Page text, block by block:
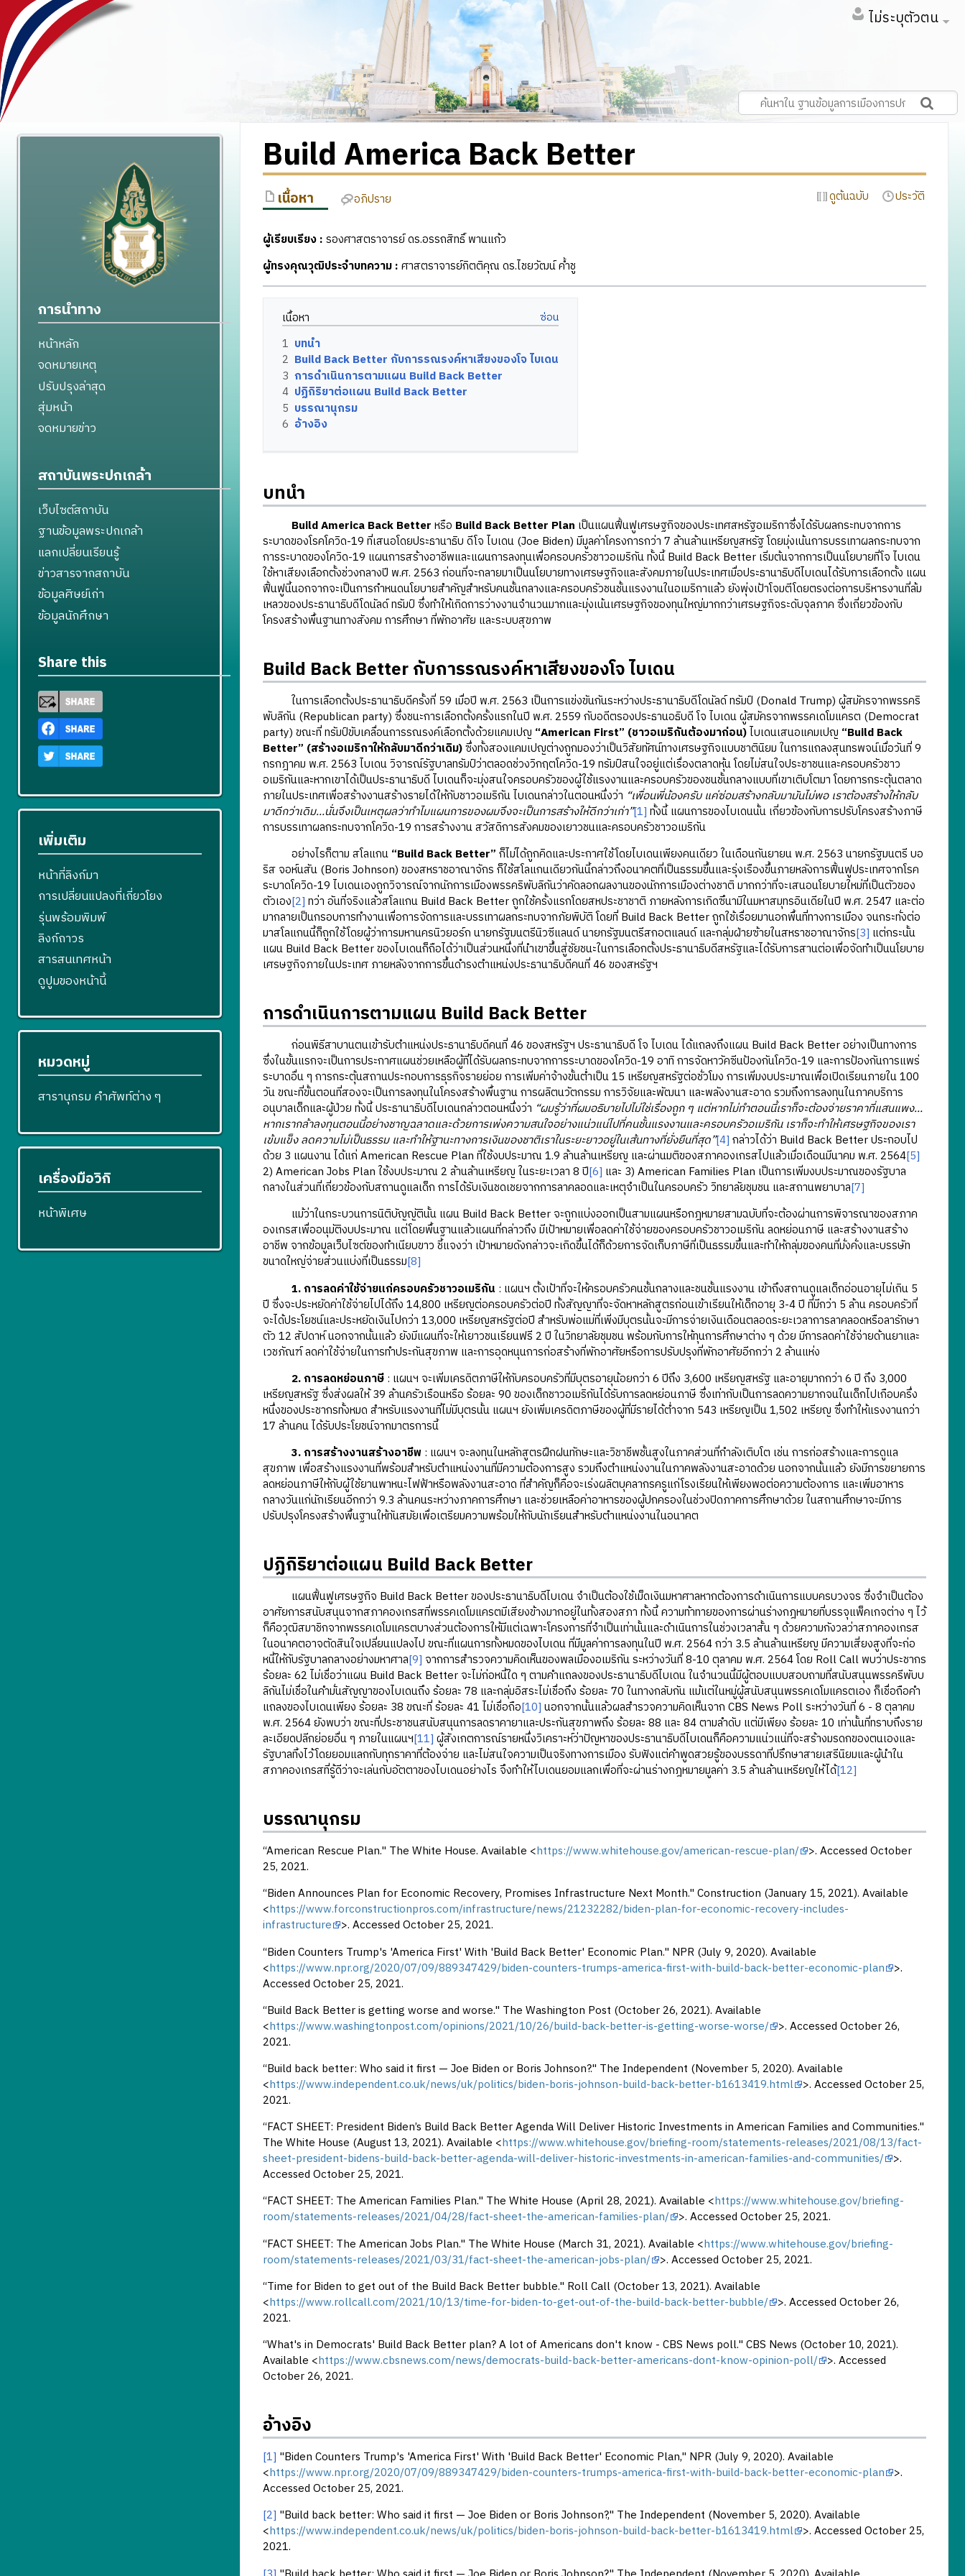
ไม่ระบุตัวตน
Build America Back Better
เนื้อหา อภิปราย ดูต้นฉบับ ประวัติ
ผู้เรียบเรียง : รองศาสตราจารย์ ดร.อรรถสิทธิ์ พานแก้ว
ผู้ทรงคุณวุฒิประจำบทความ : ศาสตราจารย์กิตติคุณ ดร.ไชยวัฒน์ ค้ำชู
เนื้อหา
1 บทนำ
2 Build Back Better กับการรณรงค์หาเสียงของโจ ไบเดน
3 การดำเนินการตามแผน Build Back Better
4 ปฏิกิริยาต่อแผน Build Back Better
5 บรรณานุกรม
6 อ้างอิง
บทนำ
Build America Back Better หรือ Build Back Better Plan เป็นแผนฟื้นฟูเศรษฐกิจของประเทศสหรัฐอเมริกาซึ่งได้รับผลกระทบจากการ
ระบาดของโรคโควิด-19 ที่เสนอโดยประธานาธิบ ดีโจ ไบเดน (Joe Biden) มีมูลค่าโครงการกว่า 7 ล้านล้านเหรียญสหรัฐ โดยมุ่งเน้นการบรรเทาผลกระทบจาก
การระบาดของโควิด-19 แผนการสร้างอาชีพและแผนการลงทุนเพื่อครอบครัวชาวอเมริกัน ทั้งนี้ Build Back Better เริ่มต้นจากการเป็นนโยบายที่โจ ไบเดน
ใช้หาเสียงเลือกตั้งช่วงกลางปี พ.ศ. 2563 ก่อนที่จะกลายมาเป็นนโยบายทางเศรษฐกิจและสังคมภายในประเทศเมื่อประธานาธิบดีไบเดนได้รับการเลือกตั้ง แผน
ฟื้นฟูนี้นอกจากจะเป็นการกำหนดนโยบายสำคัญสำหรับคนชั้นกลางและครอบครัวชนชั้นแรงงานในอเมริกาแล้ว ยังพุ่งเป้าโจมตีโดยตรงต่อการบริหารงานที่ล้ม
เหลวของประธานาธิบดีโดนัลด์ ทรัมป์ ซึ่งทำให้เกิดการว่างงานจำนวนมากและมุ่งเน้นเศรษฐกิจของทุนใหญ่มากกว่าเศรษฐกิจระดับจุลภาค ซึ่งเกี่ยวข้องกับ
โครงสร้างพื้นฐานทางสังคม การศึกษา ที่พักอาศัย และระบบสุขภาพ
Build Back Better กับการรณรงค์หาเสียงของโจ ไบเดน
ในการเลือกตั้งประธานาธิบดีครั้งที่ 59 เมื่อปี พ.ศ. 2563 เป็นการแข่งขันกันระหว่างประธานาธิบดีโดนัลด์ ทรัมป์ (Donald Trump) ผู้สมัครจากพรรคริ
พับลิกัน (Republican party) ซึ่งชนะการเลือกตั้งครั้งแรกในปี พ.ศ. 2559 กับอดีตรองประธานอธิบดี โจ ไบเดน ผู้สมัครจากพรรคเดโมแครต (Democrat
party) ขณะที่ ทรัมป์ขับเคลื่อนการรณรงค์เลือกตั้งด้วยแคมเปญ “American First” (ชาวอเมริกันต้องมาก่อน)ไบเดนเสนอแคมเปญ “Build Back
Better” (สร้างอเมริกาให้กลับมาดีกว่าเดิม)ซึ่งทั้งสองแคมเปญต่างถูกมองว่าเป็นวิสัยทัศน์ทางเศรษฐกิจแบบชาตินิยม ในการแถลงสุนทรพจน์เมื่อวันที่ 9
กรกฎาคม พ.ศ. 2563 ไบเดน วิจารณ์รัฐบาลทรัมป์ว่าตลอดช่วงวิกฤตโควิด-19 ทรัมป์สนใจอยู่แต่เรื่องตลาดหุ้น โดยไม่สนใจประชาชนและครอบครัวชาว
อเมริกันและหากเขาได้เป็นประธานาธิบดี ไบเดนก็จะมุ่งสนใจครอบครัวของผู้ใช้แรงงานและครอบครัวของชนชั้นกลางแบบที่เขาเติบโตมา โดยการกระตุ้นตลาด
ภายในประเทศเพื่อสร้างงานสร้างรายได้ให้กับชาวอเมริกัน ไบเดนกล่าวในตอนหนึ่งว่า “เพื่อนพี่น้องครับ แค่ซ่อมสร้างกลับมามันไม่พอ เราต้องสร้างให้กลับ
มาดีกว่าเดิม…นั่นจึงเป็นเหตุผลว่าทำไมแผนการของผมจึงจะเป็นการสร้างให้ดีกว่าเก่า”[1] ทั้งนี้ แผนการของไบเดนนั้น เกี่ยวข้องกับการปรับโครงสร้างภาษี
การบรรเทาผลกระทบจากโควิด-19 การสร้างงาน สวัสดิการสังคมของเยาวชนและครอบครัวชาวอเมริกัน
อย่างไรก็ตาม สโลแกน “Build Back Better” ก็ไม่ได้ถูกคิดและประกาศใช้โดยไบเดนเพียงคนเดียว ในเดือนกันยายน พ.ศ. 2563 นายกรัฐมนตรี บอ
ริส จอห์นสัน (Boris Johnson) ของสหราชอาณาจักร ก็ใช้สโลแกนเดียวกันนี้กล่าวถึงอนาคตที่เป็นธรรมขึ้นและรุ่งเรืองขึ้นภายหลังการฟื้นฟูประเทศจากโรค
ระบาดโควิด-19 ไบเดนเองถูกวิจารณ์จากนักการเมืองพรรคริพับลิกันว่าคัดลอกผลงานของนักการเมืองต่างชาติ มากกว่าที่จะเสนอนโยบายใหม่ที่เป็นตัวของ
ตัวเอง[2] ทว่า อันที่จริงแล้วสโลแกน Build Back Better ถูกใช้ครั้งแรกโดยสหประชาชาติ ภายหลังการเกิดซึนามิในมหาสมุทรอินเดียในปี พ.ศ. 2547 และต่อ
มากลายเป็นกรอบการทำงานเพื่อการจัดการและบรรเทาผลกระทบจากภัยพิบัติ โดยที่ Build Back Better ถูกใช้เรื่อยมานอกพื้นที่ทางการเมือง จนกระทั่งต่อ
มาสโลแกนนี้ก็ถูกใช้โดยผู้ว่าการมหานครนิวยอร์ก นายกรัฐมนตรีนิวซีแลนด์ นายกรัฐมนตรีสกอตแลนด์ และกลุ่มฝ่ายซ้ายในสหราชอาณาจักร[3] แต่กระนั้น
แผน Build Back Better ของไบเดนก็ถือได้ว่าเป็นส่วนหนึ่งที่นำเขาขึ้นสู่ชัยชนะในการเลือกตั้งประธานาธิบดีสหรัฐและได้รับการสานต่อเพื่อจัดทำเป็นนโยบาย
เศรษฐกิจภายในประเทศ ภายหลังจากการขึ้นดำรงตำแหน่งประธานาธิบดีคนที่ 46 ของสหรัฐฯ
การดำเนินการตามแผน Build Back Better
ก่อนพิธีสาบานตนเข้ารับตำแหน่งประธานาธิบดีคนที่ 46 ของสหรัฐฯ ประธานาธิบดี โจ ไบเดน ได้แถลงถึงแผน Build Back Better อย่างเป็นทางการ
ซึ่งในขั้นแรกจะเป็นการประกาศแผนช่วยเหลือผู้ที่ได้รับผลกระทบจากการระบาดของโควิด-19 อาทิ การจัดหาวัคซีนป้องกันโควิด-19 และการป้องกันการแพร่
ระบาดอื่น ๆ การกระตุ้นสถานประกอบการธุรกิจรายย่อย การเพิ่มค่าจ้างขั้นต่ำเป็น 15 เหรียญสหรัฐต่อชั่วโมง การเพิ่มงบประมาณเพื่อเปิดเรียนภายใน 100
วัน ขณะที่ขั้นตอนที่สองจะเป็นการลงทุนในโครงสร้างพื้นฐาน การผลิตนวัตกรรม การวิจัยและพัฒนา และพลังงานสะอาด รวมถึงการลงทุนในภาคบริการ
อนุบาลเด็กและผู้ป่วย ทั้งนี้ ประธานาธิบดีไบเดนกล่าวตอนหนึ่งว่า “ผมรู้ว่าที่ผมอธิบายไปไม่ใช่เรื่องถูก ๆ แต่หากไม่ทำตอนนี้เราก็จะต้องจ่ายราคาที่แสนแพง…
หากเรากล้าลงทุนตอนนี้อย่างชาญฉลาดและด้วยการเพ่งความสนใจอย่างแน่วแน่ไปที่คนชั้นแรงงานและครอบครัวอเมริกัน เราก็จะทำให้เศรษฐกิจของเรา
เข้มแข็ง ลดความไม่เป็นธรรม และทำให้ฐานะทางการเงินของชาติเราในระยะยาวอยู่ในเส้นทางที่ยั่งยืนที่สุด”[4] กล่าวได้ว่า Build Back Better ประกอบไป
ด้วย 3 แผนงาน ได้แก่ American Rescue Plan ที่ใช้งบประมาณ 1.9 ล้านล้านเหรียญ และผ่านมติของสภาคองเกรสไปแล้วเมื่อเดือนมีนาคม พ.ศ. 2564[5]
2) American Jobs Plan ใช้งบประมาณ 2 ล้านล้านเหรียญ ในระยะเวลา 8 ปี[6] และ 3) American Families Plan เป็นการเพิ่มงบประมาณของรัฐบาล
กลางในส่วนที่เกี่ยวข้องกับสถานดูแลเด็ก การได้รับเงินชดเชยจากการลาคลอดและเหตุจำเป็นในครอบครัว วิทยาลัยชุมชน และสถานพยาบาล[7]
แม้ว่าในกระบวนการนิติบัญญัตินั้น แผน Build Back Better จะถูกแบ่งออกเป็นสามแผนหรือกฎหมายสามฉบับที่จะต้องผ่านการพิจารณาของสภาค
องเกรสเพื่ออนุมัติงบประมาณ แต่โดยพื้นฐานแล้วแผนที่กล่าวถึง มีเป้าหมายเพื่อลดค่าใช้จ่ายของครอบครัวชาวอเมริกัน ลดหย่อนภาษี และสร้างงานสร้าง
อาชีพ จากข้อมูลเว็บไซต์ของทำเนียบขาว ชี้แจงว่า เป้าหมายดังกล่าวจะเกิดขึ้นได้ก็ด้วยการจัดเก็บภาษีที่เป็นธรรมขึ้นและทำให้กลุ่มของคนที่มั่งคั่งและบรรษัท
ขนาดใหญ่จ่ายส่วนแบ่งที่เป็นธรรม[8]
1. การลดค่าใช้จ่ายแก่ครอบครัวชาวอเมริกัน : แผนฯ ตั้งเป้าที่จะให้ครอบครัวคนชั้นกลางและชนชั้นแรงงาน เข้าถึงสถานดูแลเด็กอ่อนอายุไม่เกิน 5
ปี ซึ่งจะประหยัดค่าใช้จ่ายไปได้ถึง 14,800 เหรียญต่อครอบครัวต่อปี ทั้งสัญญาที่จะจัดหาหลักสูตรก่อนเข้าเรียนให้เด็กอายุ 3-4 ปี ที่มีกว่า 5 ล้าน ครอบครัวที่
จะได้ประโยชน์และประหยัดเงินไปกว่า 13,000 เหรียญสหรัฐต่อปี สำหรับพ่อแม่ที่เพิ่งมีบุตรนั้นจะมีการจ่ายเงินเดือนตลอดระยะเวลาการลาคลอดหรือลารักษา
ตัว 12 สัปดาห์ นอกจากนั้นแล้ว ยังมีแผนที่จะให้เยาวชนเรียนฟรี 2 ปี ในวิทยาลัยชุมชน พร้อมกับการให้ทุนการศึกษาต่าง ๆ ด้วย มีการลดค่าใช้จ่ายด้านยาและ
เวชภัณฑ์ ลดค่าใช้จ่ายในการทำประกันสุขภาพ และการอุดหนุนการก่อสร้างที่พักอาศัยหรือการปรับปรุงที่พักอาศัยอีกกว่า 2 ล้านแห่ง
2. การลดหย่อนภาษี: แผนฯ จะเพิ่มเครดิตภาษีให้กับครอบครัวที่มีบุตรอายุน้อยกว่า 6 ปีถึง 3,600 เหรียญสหรัฐ และอายุมากกว่า 6 ปี ถึง 3,000
เหรียญสหรัฐ ซึ่งส่งผลให้ 39 ล้านครัวเรือนหรือ ร้อยละ 90 ของเด็กชาวอเมริกันได้รับการลดหย่อนภาษี ซึ่งเท่ากับเป็นการลดความยากจนในเด็กไปเกือบครึ่ง
หนึ่งของประชากรทั้งหมด สำหรับแรงงานที่ไม่มีบุตรนั้น แผนฯ ยังเพิ่มเครดิตภาษีของผู้ที่มีรายได้ต่ำจาก 543 เหรียญเป็น 1,502 เหรียญ ซึ่งทำให้แรงงานกว่า
17 ล้านคน ได้รับประโยชน์จากมาตรการนี้
3. การสร้างงานสร้างอาชีพ: แผนฯ จะลงทุนในหลักสูตรฝึกฝนทักษะและวิชาชีพชั้นสูงในภาคส่วนที่กำลังเติบโต เช่น การก่อสร้างและการดูแล
สุขภาพ เพื่อสร้างแรงงานที่พร้อมสำหรับตำแหน่งงานที่มีความต้องการสูง รวมถึงตำแหน่งงานในภาคพลังงานสะอาดด้วย นอกจากนั้นแล้ว ยังมีการขยายการ
ลดหย่อนภาษีให้กับผู้ใช้ยานพาหนะไฟฟ้าหรือพลังงานสะอาด ที่สำคัญก็คือจะเร่งผลิตบุคลากรครูแก่โรงเรียนให้เพียงพอต่อความต้องการ และเพิ่มอาหาร
กลางวันแก่นักเรียนอีกกว่า 9.3 ล้านคนระหว่างภาคการศึกษา และช่วยเหลือค่าอาหารของผู้ปกครองในช่วงปิดภาคการศึกษาด้วย ในสถานศึกษาจะมีการ
ปรับปรุงโครงสร้างพื้นฐานให้ทันสมัยเพื่อเตรียมความพร้อมให้กับนักเรียนสำหรับตำแหน่งงานในอนาคต
ปฏิกิริยาต่อแผน Build Back Better
แผนฟื้นฟูเศรษฐกิจ Build Back Better ของประธานาธิบดีไบเดน จำเป็นต้องใช้เม็ดเงินมหาศาลหากต้องการดำเนินการแบบครบวงจร ซึ่งจำเป็นต้อง
อาศัยการสนับสนุนจากสภาคองเกรสที่พรรคเดโมแครตมีเสียงข้างมากอยู่ในทั้งสองสภา ทั้งนี้ ความท้าทายของการผ่านร่างกฎหมายที่บรรจุแพ็คเกจต่าง ๆ ไว้
ก็คือวุฒิสมาชิกจากพรรคเดโมแครตบางส่วนต้องการให้มีแต่เฉพาะโครงการที่จำเป็นเท่านั้นและดำเนินการในช่วงเวลาสั้น ๆ ด้วยความกังวลว่าสภาคองเกรส
ในอนาคตอาจตัดสินใจเปลี่ยนแปลงไป ขณะที่แผนการทั้งหมดของไบเดน ที่มีมูลค่าการลงทุนในปี พ.ศ. 2564 กว่า 3.5 ล้านล้านเหรียญ มีความเสี่ยงสูงที่จะก่อ
หนี้ให้กับรัฐบาลกลางอย่างมหาศาล[9] จากการสำรวจความคิดเห็นของพลเมืองอเมริกัน ระหว่างวันที่ 8-10 ตุลาคม พ.ศ. 2564 โดย Roll Call พบว่าประชากร
ร้อยละ 62 ไม่เชื่อว่าแผน Build Back Better จะไม่ก่อหนี้ใด ๆ ตามคำแถลงของประธานาธิบดีไบเดน ในจำนวนนี้มีผู้ตอบแบบสอบถามที่สนับสนุนพรรครีพับบ
ลิกันไม่เชื่อในคำมั่นสัญญาของไบเดนถึง ร้อยละ 78 และกลุ่มอิสระไม่เชื่อถึง ร้อยละ 70 ในทางกลับกัน แม้แต่ในหมู่ผู้สนับสนุนพรรคเดโมแครตเอง ก็เชื่อถือคำ
แถลงของไบเดนเพียง ร้อยละ 38 ขณะที่ ร้อยละ 41 ไม่เชื่อถือ[10] นอกจากนั้นแล้วผลสำรวจความคิดเห็นจาก CBS News Poll ระหว่างวันที่ 6 - 8 ตุลาคม
พ.ศ. 2564 ยังพบว่า ขณะที่ประชาชนสนับสนุนการลดราคายาและประกันสุขภาพถึง ร้อยละ 88 และ 84 ตามลำดับ แต่มีเพียง ร้อยละ 10 เท่านั้นที่ทราบถึงราย
ละเอียดปลีกย่อยอื่น ๆ ภายในแผนฯ[11] ผู้สังเกตการณ์รายหนึ่งวิเคราะห์ว่าปัญหาของประธานาธิบดีไบเดนก็คือความแน่วแน่ที่จะสร้างมรดกของตนเองและ
รัฐบาลทิ้งไว้โดยยอมแลกกับทุกราคาที่ต้องจ่าย และไม่สนใจความเป็นจริงทางการเมือง รับฟังแต่คำพูดสวยรู้ของบรรดาที่ปรึกษาสายเสรีนิยมและผู้นำใน
สภาคองเกรสที่รู้ดีว่าจะเล่นกับอัตตาของไบเดนอย่างไร จึงทำให้ไบเดนยอมแลกเพื่อที่จะผ่านร่างกฎหมายมูลค่า 3.5 ล้านล้านเหรียญให้ได้[12]
บรรณานุกรม
“American Rescue Plan." The White House. Available <https://www.whitehouse.gov/american-rescue-plan/ >. Accessed October
25, 2021.
“Biden Announces Plan for Economic Recovery, Promises Infrastructure Next Month." Construction (January 15, 2021). Available
<https://www.forconstructionpros.com/infrastructure/news/21232282/biden-plan-for-economic-recovery-includes-
infrastructure >. Accessed October 25, 2021.
“Biden Counters Trump's 'America First' With 'Build Back Better' Economic Plan." NPR (July 9, 2020). Available
<https://www.npr.org/2020/07/09/889347429/biden-counters-trumps-america-first-with-build-back-better-economic-plan >.
Accessed October 25, 2021.
“Build Back Better is getting worse and worse." The Washington Post (October 26, 2021). Available
<https://www.washingtonpost.com/opinions/2021/10/26/build-back-better-is-getting-worse-worse/ >. Accessed October 26,
2021.
“Build back better: Who said it first — Joe Biden or Boris Johnson?." The Independent (November 5, 2020). Available
<https://www.independent.co.uk/news/uk/politics/biden-boris-johnson-build-back-better-b1613419.html >. Accessed October 25,
2021.
“FACT SHEET: President Biden’s Build Back Better Agenda Will Deliver Historic Investments in American Families and Communities."
The White House (August 13, 2021). Available <https://www.whitehouse.gov/briefing-room/statements-releases/2021/08/13/fact-
sheet-president-bidens-build-back-better-agenda-will-deliver-historic-investments-in-american-families-and-communities/ >.
Accessed October 25, 2021.
“FACT SHEET: The American Families Plan." The White House (April 28, 2021). Available <https://www.whitehouse.gov/briefing-
room/statements-releases/2021/04/28/fact-sheet-the-american-families-plan/ >. Accessed October 25, 2021.
“FACT SHEET: The American Jobs Plan." The White House (March 31, 2021). Available <https://www.whitehouse.gov/briefing-
room/statements-releases/2021/03/31/fact-sheet-the-american-jobs-plan/ >. Accessed October 25, 2021.
“Time for Biden to get out of the Build Back Better bubble." Roll Call (October 13, 2021). Available
<https://www.rollcall.com/2021/10/13/time-for-biden-to-get-out-of-the-build-back-better-bubble/ >. Accessed October 26,
2021.
“What's in Democrats' Build Back Better plan? A lot of Americans don't know - CBS News poll." CBS News (October 10, 2021).
Available <https://www.cbsnews.com/news/democrats-build-back-better-americans-dont-know-opinion-poll/ >. Accessed
October 26, 2021.
อ้างอิง
[1] "Biden Counters Trump's 'America First' With 'Build Back Better' Economic Plan," NPR (July 9, 2020). Available
<https://www.npr.org/2020/07/09/889347429/biden-counters-trumps-america-first-with-build-back-better-economic-plan >.
Accessed October 25, 2021.
[2] "Build back better: Who said it first — Joe Biden or Boris Johnson?," The Independent (November 5, 2020). Available
<https://www.independent.co.uk/news/uk/politics/biden-boris-johnson-build-back-better-b1613419.html >. Accessed October 25,
2021.
การนำทาง
หน้าหลัก
จดหมายเหตุ
ปรับปรุงล่าสุด
สุ่มหน้า
จดหมายข่าว
สถาบันพระปกเกล้า
เว็บไซต์สถาบัน
ฐานข้อมูลพระปกเกล้า
แลกเปลี่ยนเรียนรู้
ข่าวสารจากสถาบัน
ข้อมูลศิษย์เก่า
ข้อมูลนักศึกษา
Share this
เพิ่มเติม
หน้าที่ลิงก์มา
การเปลี่ยนแปลงที่เกี่ยวโยง
รุ่นพร้อมพิมพ์
ลิงก์ถาวร
สารสนเทศหน้า
ดูปูมของหน้านี้
หมวดหมู่
สารานุกรม คำศัพท์ต่าง ๆ
เครื่องมือวิกิ
หน้าพิเศษ